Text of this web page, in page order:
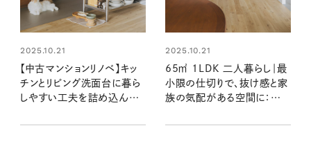
2025.10.21
【中古マンションリノベ】キッ
チンとリビング洗面台に暮ら
しやすい工夫を詰め込んで：
ん宅 後編
2025.10.21
65㎡ 1LDK 二人暮らし｜最
小限の仕切りで、抜け感と家
族の気配がある空間に：素
宅 前編